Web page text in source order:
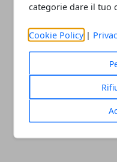
categorie dare il tuo
Cookie Policy |
Come cambia la
essenziale per